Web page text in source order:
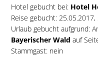
Hotel gebucht bei: Hotel
Reise gebucht:
Urlaub gebucht aufgrund:
Bayerischer Wald auf
Stammgast: nein